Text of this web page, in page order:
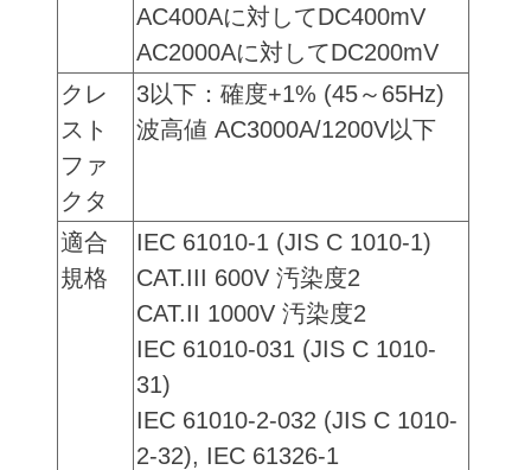
AC400Aに対してDC400mV
AC2000Aに対してDC200mV
クレ
スト
ファ
クタ
3以下：確度+1% (45～65Hz)
波高値 AC3000A/1200V以下
適合
規格
IEC 61010-1 (JIS C 1010-1)
CAT.III 600V 汚染度2
CAT.II 1000V 汚染度2
IEC 61010-031 (JIS C 1010-
31)
IEC 61010-2-032 (JIS C 1010-
2-32), IEC 61326-1